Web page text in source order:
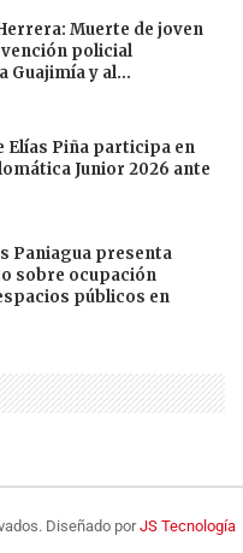
Muerte de joven
policial
Guajimía y al...
Elías Piña participa en
Junior 2026 ante
Paniagua presenta
sobre ocupación
públicos en
Diseñado porJS Tecnología